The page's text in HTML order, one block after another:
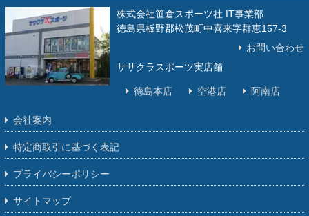
株式会社笹倉スポーツ社 IT事業部
徳島県板野郡松茂町中喜来字群恵157-3
お問い合わせ
ササクラスポーツ実店舗
徳島本店 空港店 阿南店
会社案内
特定商取引に基づく表記
プライバシーポリシー
サイトマップ